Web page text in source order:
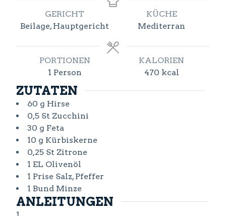
GERICHT
Beilage, Hauptgericht
KÜCHE
Mediterran
PORTIONEN
1 Person
KALORIEN
470 kcal
ZUTATEN
60 g Hirse
0,5 St Zucchini
30 g Feta
10 g Kürbiskerne
0,25 St Zitrone
1 EL Olivenöl
1 Prise Salz, Pfeffer
1 Bund Minze
ANLEITUNGEN